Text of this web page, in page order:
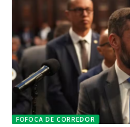
FOFOCA DE CORREDOR